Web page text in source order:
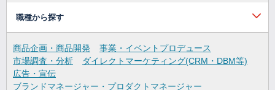
職種から探す
商品企画・商品開発
事業・イベントプロデュース
市場調査・分析
ダイレクトマーケティング(CRM・DBM等)
広告・宣伝
ブランドマネージャー・プロダクトマネージャー